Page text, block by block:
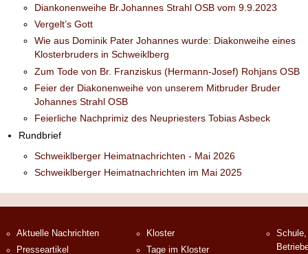
Diankonenweihe Br.Johannes Strahl OSB vom 9.9.2023
Vergelt’s Gott
Wie aus Dominik Pater Johannes wurde: Diakonweihe eines
Klosterbruders in Schweiklberg
Zum Tode von Br. Franziskus (Hermann-Josef) Rohjans OSB
Feier der Diakonenweihe von unserem Mitbruder Bruder
Johannes Strahl OSB
Feierliche Nachprimiz des Neupriesters Tobias Asbeck
Rundbrief
Schweiklberger Heimatnachrichten - Mai 2026
Schweiklberger Heimatnachrichten im Mai 2025
Aktuelle Nachrichten
Presseartikel
Kloster
Tage im Kloster